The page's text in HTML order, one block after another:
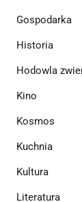
Gospodarka
Historia
Hodowla
Kino
Kosmos
Kuchnia
Kultura
Literatura